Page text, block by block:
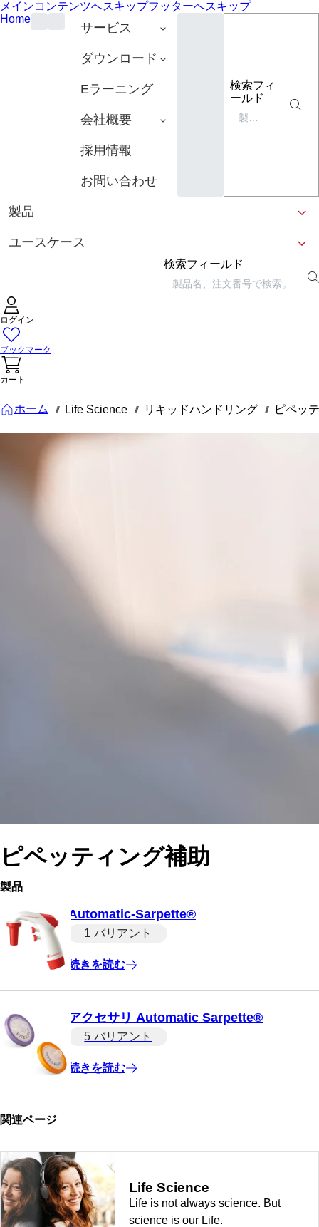
メインコンテンツへスキップフッターへスキップ
Home
サービス
ダウンロード
Eラーニング
会社概要
採用情報
お問い合わせ
検索フィ
ールド
製品
ユースケース
検索フィールド
ログイン
ブックマーク
カート
ホーム /// Life Science /// リキッドハンドリング /// ピペッ
ピペッティング補助
製品
Automatic-Sarpette®
1 バリアント
続きを読む
アクセサリ Automatic Sarpette®
5 バリアント
続きを読む
関連ページ
Life Science
Life is not always science. But
science is our Life.